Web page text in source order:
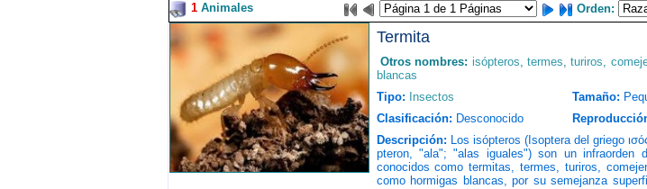
1Animales Orden:
Termita
Otros nombres: isópteros, termes,turiros,
blancas
Tipo: Insectos Tamaño:
Clasificación: Desconocido
Descripción: Los isópteros (Isoptera del griego
pteron, "ala"; "alas iguales") son un infraorden
conocidos como termitas, termes, turiros,
como hormigas blancas, por su semejanza